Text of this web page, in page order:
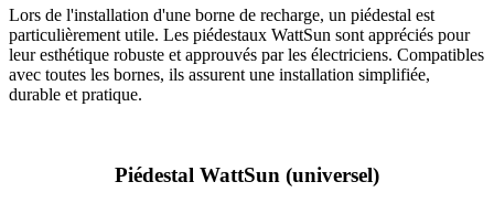
Lors de l'installation d'une borne de recharge, un piédestal est
particulièrement utile. Les piédestaux WattSun sont appréciés pour
leur esthétique robuste et approuvés par les électriciens. Compatibles
avec toutes les bornes, ils assurent une installation simplifiée,
durable et pratique.
Piédestal WattSun (universel)